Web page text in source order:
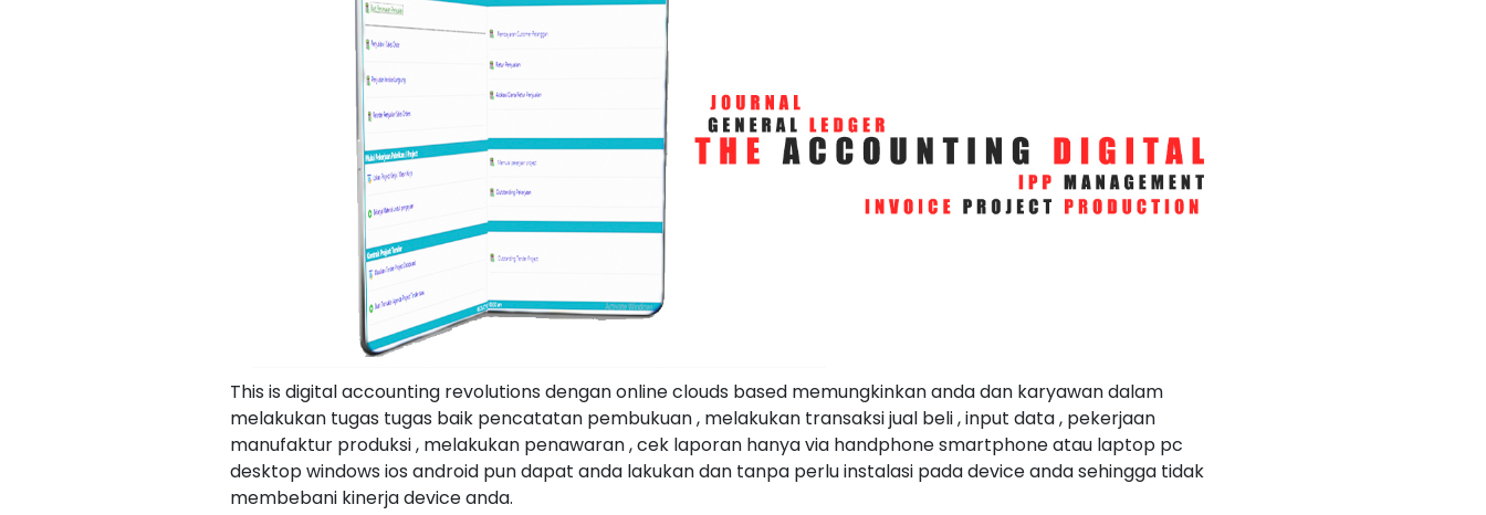
This is digital accounting revolutions dengan online clouds based memungkinkan anda dan karyawan dalam
melakukan tugas tugas baik pencatatan pembukuan , melakukan transaksi jual beli , input data , pekerjaan
manufaktur produksi , melakukan penawaran , cek laporan hanya via handphone smartphone atau laptop pc
desktop windows ios android pun dapat anda lakukan dan tanpa perlu instalasi pada device anda sehingga tidak
membebani kinerja device anda.